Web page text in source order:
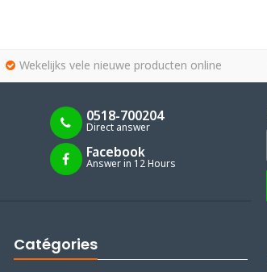
Wekelijks vele nieuwe producten online
0518-700204
Direct answer
Facebook
Answer in 12 Hours
Catégories